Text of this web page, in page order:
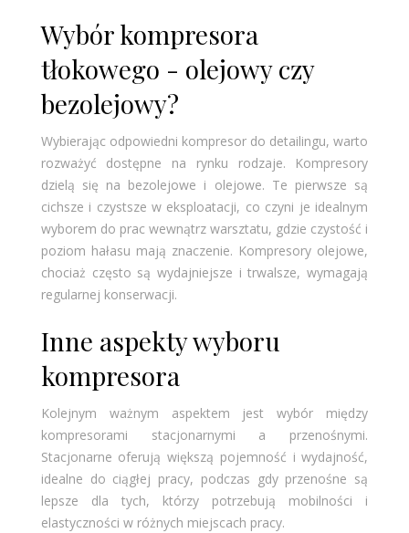
Wybór kompresora
tłokowego - olejowy czy
bezolejowy?
Wybierając odpowiedni kompresor do detailingu, warto
rozważyć dostępne na rynku rodzaje. Kompresory
dzielą się na bezolejowe i olejowe. Te pierwsze są
cichsze i czystsze w eksploatacji, co czyni je idealnym
wyborem do prac wewnątrz warsztatu, gdzie czystość i
poziom hałasu mają znaczenie. Kompresory olejowe,
chociaż często są wydajniejsze i trwalsze, wymagają
regularnej konserwacji.
Inne aspekty wyboru
kompresora
Kolejnym ważnym aspektem jest wybór między
kompresorami stacjonarnymi a przenośnymi.
Stacjonarne oferują większą pojemność i wydajność,
idealne do ciągłej pracy, podczas gdy przenośne są
lepsze dla tych, którzy potrzebują mobilności i
elastyczności w różnych miejscach pracy.